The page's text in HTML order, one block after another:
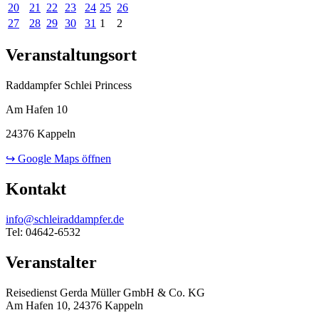
20
21 22 23 24 25 26
27
28 29 30 31 1 2
Veranstaltungsort
Raddampfer Schlei Princess
Am Hafen 10
24376 Kappeln
↪ Google Maps öffnen
Kontakt
info@schleiraddampfer.de
Tel: 04642-6532
Veranstalter
Reisedienst Gerda Müller GmbH & Co. KG
Am Hafen 10, 24376 Kappeln